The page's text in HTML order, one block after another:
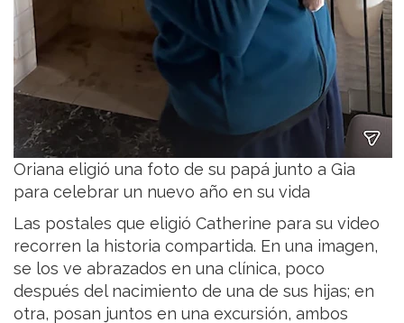
Oriana eligió una foto de su papá junto a Gia
para celebrar un nuevo año en su vida
Las postales que eligió Catherine para su video
recorren la historia compartida. En una imagen,
se los ve abrazados en una clínica, poco
después del nacimiento de una de sus hijas; en
otra, posan juntos en una excursión, ambos